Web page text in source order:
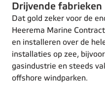
Drijvende fabrieken
Dat gold zeker voor de
Heerema Marine
en installeren over de
installaties op zee,
gasindustrie en steeds
offshore windparken.